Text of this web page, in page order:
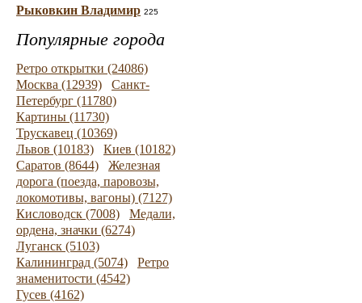
Рыковкин Владимир 225
Популярные города
Ретро открытки (24086)
Москва (12939)
Санкт-
Петербург (11780)
Картины (11730)
Трускавец (10369)
Львов (10183)
Киев (10182)
Саратов (8644)
Железная
дорога (поезда, паровозы,
локомотивы, вагоны) (7127)
Кисловодск (7008)
Медали,
ордена, значки (6274)
Луганск (5103)
Калининград (5074)
Ретро
знаменитости (4542)
Гусев (4162)